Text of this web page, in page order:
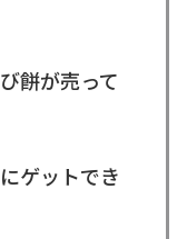
餅が売って
ゲットでき